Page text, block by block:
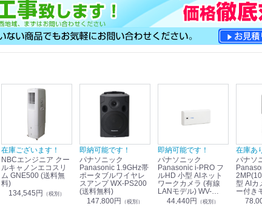
在庫ございます！
NBCエンジニア クー
ルキャノンエコスリ
ム GNE500 (送料無
料)
134,545円
（税別）
即納可能です！
パナソニック
Panasonic 1.9GHz帯
ポータブルワイヤレ
スアンプ WX-PS200
(送料無料)
147,800円 （税別）
即納可能です！
パナソニック
Panasonic i-PRO フ
ルHD 小型 AIネット
ワークカメラ (有線
LANモデル) WV-
S7130UX (送料無料)
44,440円 （税別）
在庫あ
パナソ
型 AIカ
ー付き